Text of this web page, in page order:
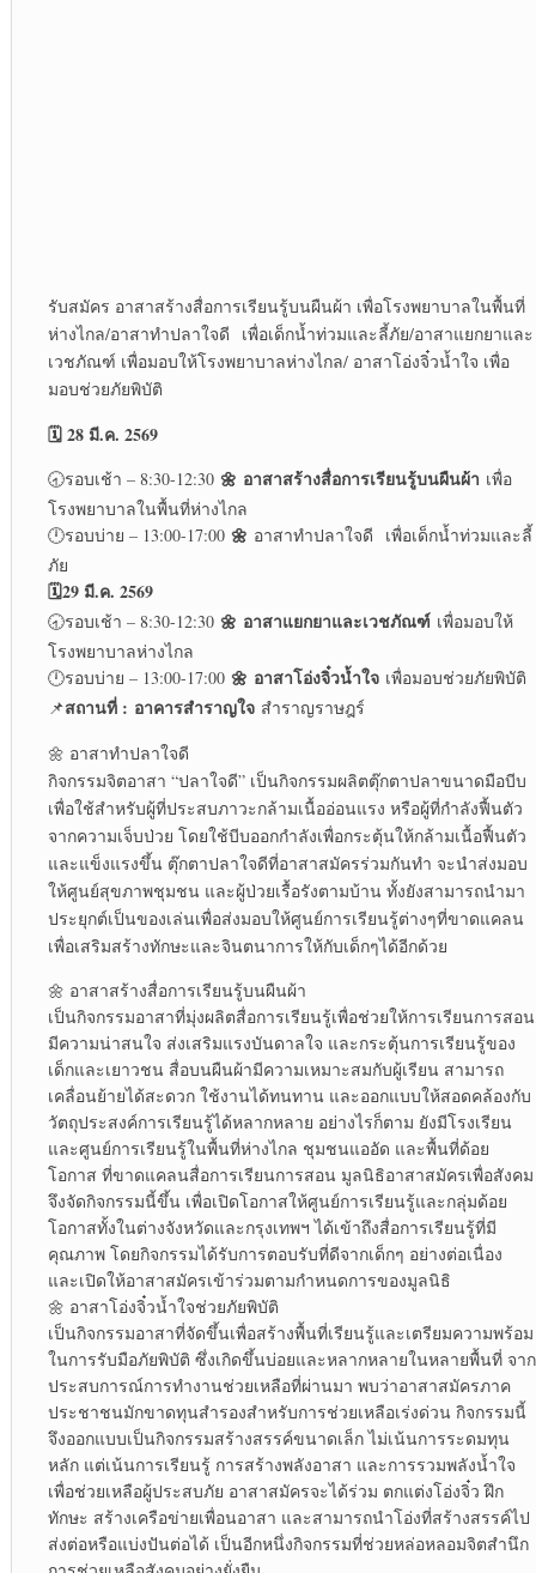
รับสมัคร อาสาสร้างสื่อการเรียนรู้บนผืนผ้า เพื่อโรงพยาบาลในพื้นที่
ห่างไกล/อาสาทำปลาใจดี เพื่อเด็กน้ำท่วมและลี้ภัย/อาสาแยกยาและ
เวชภัณฑ์ เพื่อมอบให้โรงพยาบาลห่างไกล/ อาสาโอ่งจิ๋วน้ำใจ เพื่อ
มอบช่วยภัยพิบัติ
🗓️ 28 มี.ค. 2569
🕣รอบเช้า – 8:30-12:30 🌼 อาสาสร้างสื่อการเรียนรู้บนผืนผ้า เพื่อ
โรงพยาบาลในพื้นที่ห่างไกล
🕛รอบบ่าย – 13:00-17:00 🌼 อาสาทำปลาใจดี เพื่อเด็กน้ำท่วมและลี้
ภัย
🗓️29 มี.ค. 2569
🕣รอบเช้า – 8:30-12:30 🌼 อาสาแยกยาและเวชภัณฑ์เพื่อมอบให้
โรงพยาบาลห่างไกล
🕛รอบบ่าย – 13:00-17:00 🌼 อาสาโอ่งจิ๋วน้ำใจเพื่อมอบช่วยภัยพิบัติ
📌สถานที่ : อาคารสำราญใจ สำราญราษฎร์
🌼 อาสาทำปลาใจดี
กิจกรรมจิตอาสา “ปลาใจดี” เป็นกิจกรรมผลิตตุ๊กตาปลาขนาดมือบีบ
เพื่อใช้สำหรับผู้ที่ประสบภาวะกล้ามเนื้ออ่อนแรง หรือผู้ที่กำลังฟื้นตัว
จากความเจ็บป่วย โดยใช้บีบออกกำลังเพื่อกระตุ้นให้กล้ามเนื้อฟื้นตัว
และแข็งแรงขึ้น ตุ๊กตาปลาใจดีที่อาสาสมัครร่วมกันทำ จะนำส่งมอบ
ให้ศูนย์สุขภาพชุมชน และผู้ป่วยเรื้อรังตามบ้าน ทั้งยังสามารถนำมา
ประยุกต์เป็นของเล่นเพื่อส่งมอบให้ศูนย์การเรียนรู้ต่างๆที่ขาดแคลน
เพื่อเสริมสร้างทักษะและจินตนาการให้กับเด็กๆได้อีกด้วย
🌼 อาสาสร้างสื่อการเรียนรู้บนผืนผ้า
เป็นกิจกรรมอาสาที่มุ่งผลิตสื่อการเรียนรู้เพื่อช่วยให้การเรียนการสอน
มีความน่าสนใจ ส่งเสริมแรงบันดาลใจ และกระตุ้นการเรียนรู้ของ
เด็กและเยาวชน สื่อบนผืนผ้ามีความเหมาะสมกับผู้เรียน สามารถ
เคลื่อนย้ายได้สะดวก ใช้งานได้ทนทาน และออกแบบให้สอดคล้องกับ
วัตถุประสงค์การเรียนรู้ได้หลากหลาย อย่างไรก็ตาม ยังมีโรงเรียน
และศูนย์การเรียนรู้ในพื้นที่ห่างไกล ชุมชนแออัด และพื้นที่ด้อย
โอกาส ที่ขาดแคลนสื่อการเรียนการสอน มูลนิธิอาสาสมัครเพื่อสังคม
จึงจัดกิจกรรมนี้ขึ้น เพื่อเปิดโอกาสให้ศูนย์การเรียนรู้และกลุ่มด้อย
โอกาสทั้งในต่างจังหวัดและกรุงเทพฯ ได้เข้าถึงสื่อการเรียนรู้ที่มี
คุณภาพ โดยกิจกรรมได้รับการตอบรับที่ดีจากเด็กๆ อย่างต่อเนื่อง
และเปิดให้อาสาสมัครเข้าร่วมตามกำหนดการของมูลนิธิ
🌼 อาสาโอ่งจิ๋วน้ำใจช่วยภัยพิบัติ
เป็นกิจกรรมอาสาที่จัดขึ้นเพื่อสร้างพื้นที่เรียนรู้และเตรียมความพร้อม
ในการรับมือภัยพิบัติ ซึ่งเกิดขึ้นบ่อยและหลากหลายในหลายพื้นที่ จาก
ประสบการณ์การทำงานช่วยเหลือที่ผ่านมา พบว่าอาสาสมัครภาค
ประชาชนมักขาดทุนสำรองสำหรับการช่วยเหลือเร่งด่วน กิจกรรมนี้
จึงออกแบบเป็นกิจกรรมสร้างสรรค์ขนาดเล็ก ไม่เน้นการระดมทุน
หลัก แต่เน้นการเรียนรู้ การสร้างพลังอาสา และการรวมพลังน้ำใจ
เพื่อช่วยเหลือผู้ประสบภัย อาสาสมัครจะได้ร่วม ตกแต่งโอ่งจิ๋ว ฝึก
ทักษะ สร้างเครือข่ายเพื่อนอาสา และสามารถนำโอ่งที่สร้างสรรค์ไป
ส่งต่อหรือแบ่งปันต่อได้ เป็นอีกหนึ่งกิจกรรมที่ช่วยหล่อหลอมจิตสำนึก